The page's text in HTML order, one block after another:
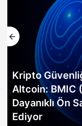
Altın rallisi,
erken sinyali
açıklıyor…